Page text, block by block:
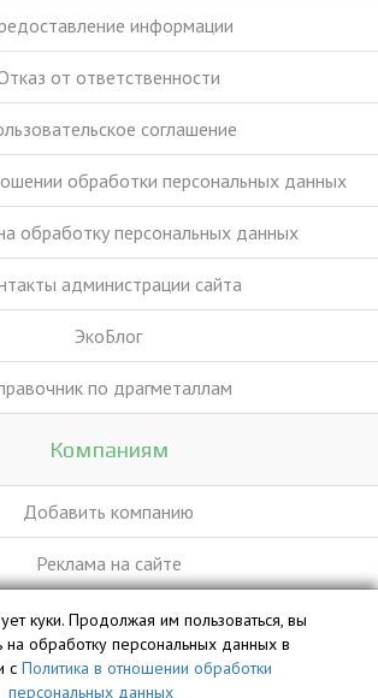
информации
от ответственности
соглашение
обработки персональных данных
обработку персональных данных
администрации сайта
ЭкоБлог
по драгметаллам
Компаниям
Добавить компанию
Реклама на сайте
vyvoz.org является интеллектуальной
ООО «Профит» и охраняется законом.
куки. Продолжая им пользоваться, вы
на обработку персональных данных в
с Политика в отношении обработки
персональных данных